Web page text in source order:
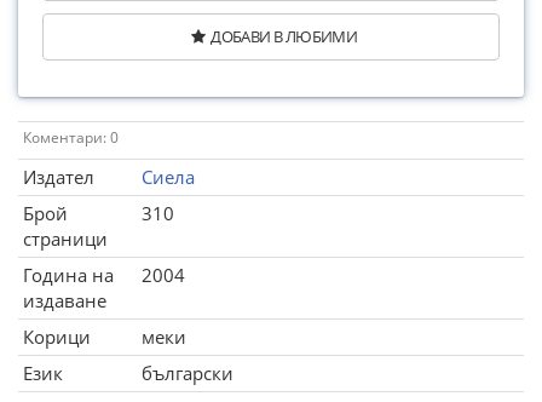
ДОБАВИ В ЛЮБИМИ
Коментари: 0
Издател
Сиела
Брой
страници
310
Година на
издаване
2004
Корици
меки
Език
български